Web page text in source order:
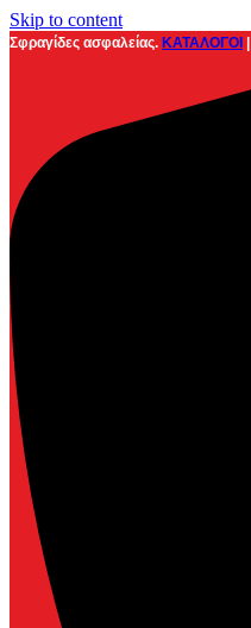
Skip to content
Σφραγίδες ασφαλείας. ΚΑΤΑΛΟΓΟΙ